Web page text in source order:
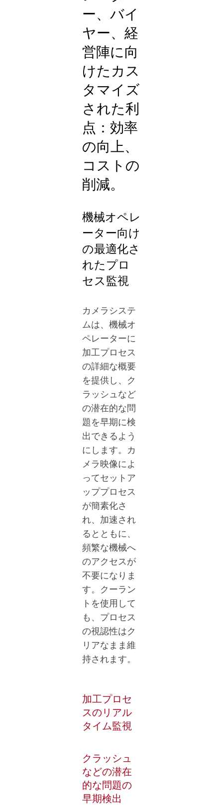
ー、バイ
ヤー、経
営陣に向
けたカス
タマイズ
された利
点：効率
の向上、
コストの
削減。
機械オペレ
ーター向け
の最適化さ
れたプロ
セス監視
カメラシステ
ムは、機械オ
ペレーターに
加工プロセス
の詳細な概要
を提供し、ク
ラッシュなど
の潜在的な問
題を早期に検
出できるよう
にします。カ
メラ映像によ
ってセットア
ッププロセス
が簡素化さ
れ、加速され
るとともに、
頻繁な機械へ
のアクセスが
不要になりま
す。クーラン
トを使用して
も、プロセス
の視認性はク
リアなまま維
持されます。
加工プロセ
スのリアル
タイム監視
クラッシュ
などの潜在
的な問題の
早期検出